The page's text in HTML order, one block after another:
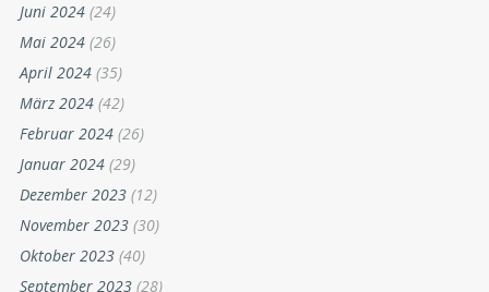
Juni 2024 (24)
Mai 2024 (26)
April 2024 (35)
März 2024 (42)
Februar 2024 (26)
Januar 2024 (29)
Dezember 2023 (12)
November 2023 (30)
Oktober 2023 (40)
September 2023 (28)